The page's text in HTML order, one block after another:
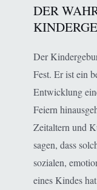
DER
Der
Fest. Er ist ein
Entwicklung
Feiern
Zeitaltern und
sagen, dass
sozialen,
eines Kindes